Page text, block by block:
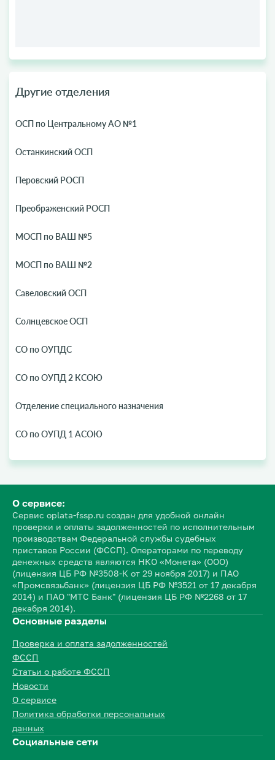
Другие отделения
ОСП по Центральному АО №1
Останкинский ОСП
Перовский РОСП
Преображенский РОСП
МОСП по ВАШ №5
МОСП по ВАШ №2
Савеловский ОСП
Солнцевское ОСП
СО по ОУПДС
СО по ОУПД 2 КСОЮ
Отделение специального назначения
СО по ОУПД 1 АСОЮ
О сервисе:
Сервис oplata-fssp.ru создан для удобной онлайн
проверки и оплаты задолженностей по исполнительным
производствам Федеральной службы судебных
приставов России (ФССП). Операторами по переводу
денежных средств являются НКО «Монета» (ООО)
(лицензия ЦБ РФ №3508-К от 29 ноября 2017) и ПАО
«Промсвязьбанк» (лицензия ЦБ РФ №3521 от 17 декабря
2014) и ПАО "МТС Банк" (лицензия ЦБ РФ №2268 от 17
декабря 2014).
Основные разделы
Проверка и оплата задолженностей
ФССП
Статьи о работе ФССП
Новости
О сервисе
Политика обработки персональных
данных
Социальные сети